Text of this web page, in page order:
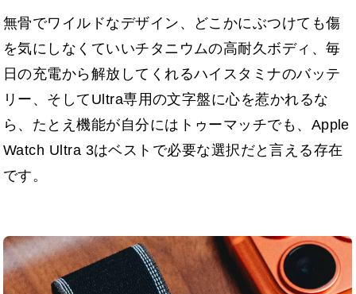
無骨でワイルドなデザイン、どこかにぶつけても傷
を気にしなくていいチタニウムの高耐久ボディ、毎
日の充電から解放してくれるハイスタミナのバッテ
リー、そしてUltra専用の文字盤に心を惹かれるな
ら、たとえ機能が自分にはトゥーマッチでも、Apple
Watch Ultra 3はベストで必要な選択だと言える存在
です。